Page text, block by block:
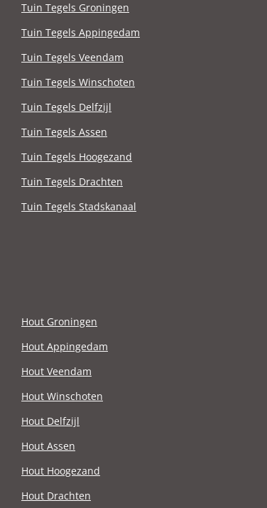
Tuin Tegels Groningen
Tuin Tegels Appingedam
Tuin Tegels Veendam
Tuin Tegels Winschoten
Tuin Tegels Delfzijl
Tuin Tegels Assen
Tuin Tegels Hoogezand
Tuin Tegels Drachten
Tuin Tegels Stadskanaal
Hout Groningen
Hout Appingedam
Hout Veendam
Hout Winschoten
Hout Delfzijl
Hout Assen
Hout Hoogezand
Hout Drachten